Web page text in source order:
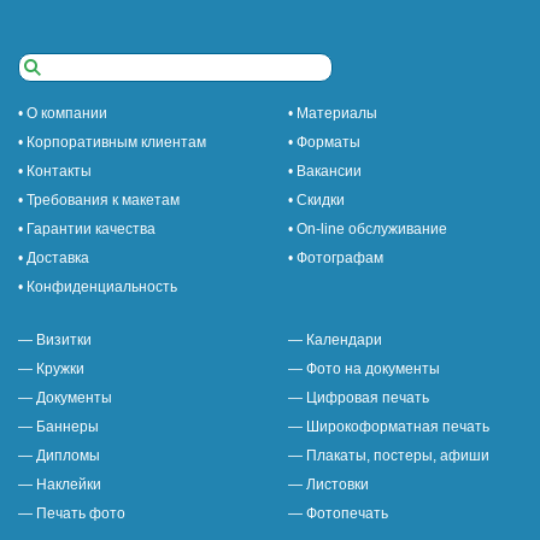
• О компании
• Материалы
• Корпоративным клиентам
• Форматы
• Контакты
• Вакансии
• Требования к макетам
• Скидки
• Гарантии качества
• On-line обслуживание
• Доставка
• Фотографам
• Конфиденциальность
— Визитки
— Календари
— Кружки
— Фото на документы
— Документы
— Цифровая печать
— Баннеры
— Широкоформатная печать
— Дипломы
— Плакаты, постеры, афиши
— Наклейки
— Листовки
— Печать фото
— Фотопечать